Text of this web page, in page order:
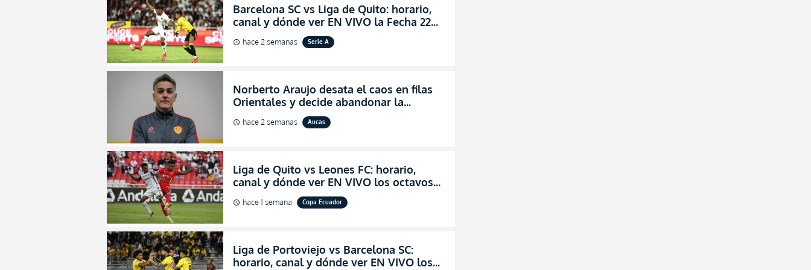
Barcelona SC vs Liga de Quito: horario,
canal y dónde ver EN VIVO la Fecha 22
de la LigaPro 2026
schedule hace 2 semanas Serie A
Norberto Araujo desata el caos en filas
Orientales y decide abandonar la
dirección técnica de Aucas
schedule hace 2 semanas Aucas
Liga de Quito vs Leones FC: horario,
canal y dónde ver EN VIVO los octavos
de final de la Copa Ecuador 2026
schedule hace 1 semana Copa Ecuador
Liga de Portoviejo vs Barcelona SC:
horario, canal y dónde ver EN VIVO los